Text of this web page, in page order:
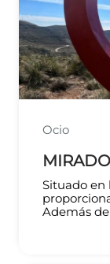
Ocio
Situado en
Además de